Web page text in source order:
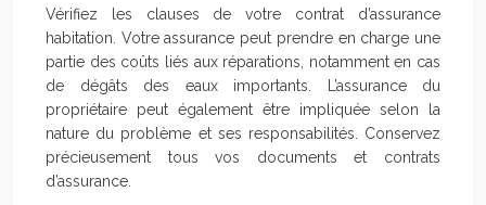
Vérifiez les clauses de votre contrat d’assurance
habitation. Votre assurance peut prendre en charge une
partie des coûts liés aux réparations, notamment en cas
de dégâts des eaux importants. L’assurance du
propriétaire peut également être impliquée selon la
nature du problème et ses responsabilités. Conservez
précieusement tous vos documents et contrats
d’assurance.